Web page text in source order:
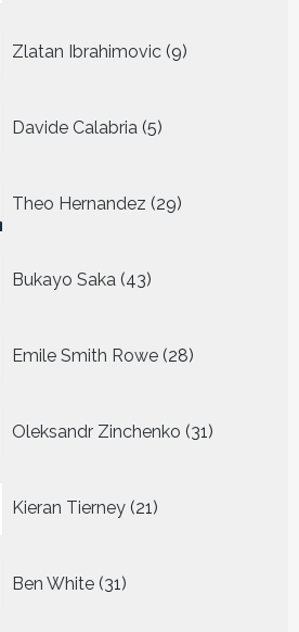
Zlatan Ibrahimovic 9
producten
Davide Calabria 5
producten
Theo Hernandez 29
producten
Bukayo Saka 43
producten
Emile Smith Rowe 28
producten
Oleksandr Zinchenko 31
producten
Kieran Tierney 21
producten
Ben White 31
producten